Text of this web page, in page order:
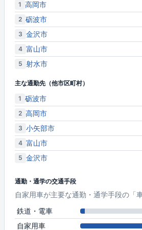
1 高岡市
2 砺波市
3 金沢市
4 富山市
5 射水市
主な通勤先（他市区町村）
1 砺波市
2 高岡市
3 小矢部市
4 富山市
5 金沢市
通勤・通学の交通手段
自家用車が主要な通勤・通学手段の「
鉄道・電車
自家用車